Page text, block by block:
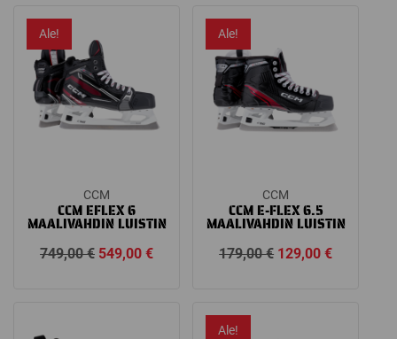
Ale!
CCM
CCM EFLEX 6
MAALIVAHDIN LUISTIN
749,00€ Alkuperäinen
549,00€Nykyinen
549,00 €.
Ale!
CCM
CCM E-FLEX 6.5
MAALIVAHDIN LUISTIN
179,00€ Alkuperäinen
129,00€Nykyinen
Ale!